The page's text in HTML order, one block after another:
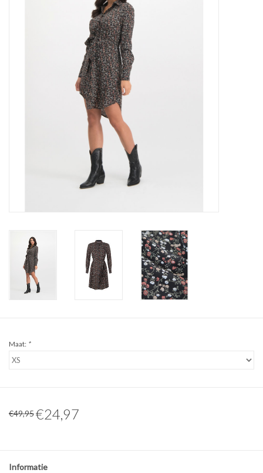
Maat: *
€49,95€24,97
Informatie